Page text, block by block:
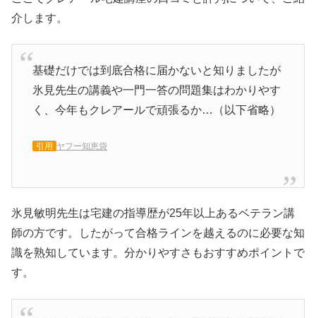
介します。
基礎だけでは到底合格に届かないと知りましたが
氷見先生の講義や一門一答の問題集はわかりやす
く、今年もクレアールで頑張るか…（以下省略）
引用 ヤフー知恵袋
氷見敏明先生は宅建の指導歴が25年以上あるベテラン講
師の方です。したがって合格ラインを越えるのに必要な知
識を熟知しています。分かりやすさもおすすめポイントで
す。